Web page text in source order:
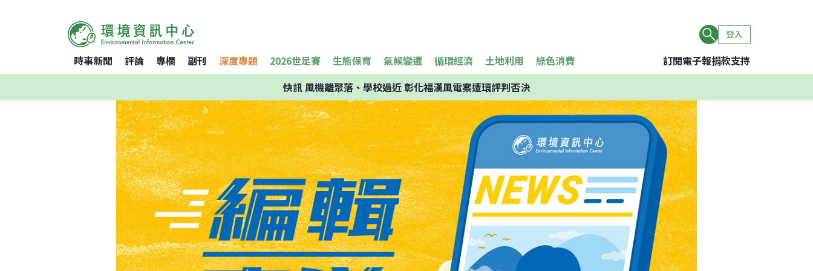
登入
時事新聞 評論 專欄 副刊 深度專題 2026世足賽 生態保育 氣候變遷 循環經濟 土地利用 綠色消費 訂閱電子報捐款支持
快訊風機離聚落、學校過近 彰化福漢風電案遭環評判否決